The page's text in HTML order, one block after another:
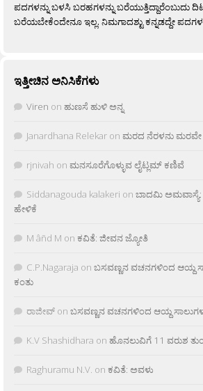
ಪದಗಳನ್ನು ಬಳಸಿ ಬರಹಗಳನ್ನು ಬರೆಯುತ್ತಿದ್ದಾರೆಂಬುದು
ಬರೆಯಬೇಕೆಂದೇನೂ ಇಲ್ಲ. ನಿಮಗಾದಶ್ಟು ಕನ್ನಡದ್ದೇ
ಇತ್ತೀಚಿನ ಅನಿಸಿಕೆಗಳು
Viren on ಹುಣಸೆ ಹುಳಿ ಅನ್ನ
Janardhana Relekar on ಮರದ ನೆರಳನು ಮರವೇ
rjnivah on ಮನಸೂರೆಗೊಳ್ಳುವ ಲೈಟ್ಲಮ್ ಕಣಿವೆ
Siddanagouda kalakeri on ಬಾದಮಿ
ಹೇಳಿಕೆ
M âñd M on ಕವಿತೆ: ಜೀವನ ಜ್ಯೋತಿ
C.P.Nagaraja on ಬಸವಣ್ಣನ ವಚನಗಳಿಂದ ಆಯ್ದ
ಕಂತು
ರಾಜೀವ್ on ಬಸವಣ್ಣನ ವಚನಗಳಿಂದ ಆಯ್ದ
K.V Shashidhara on ಹೊನಲುವಿಗೆ 11 ವರುಶ
Raghuramu N.V. on ಕವಿತೆ: ಅವಳು